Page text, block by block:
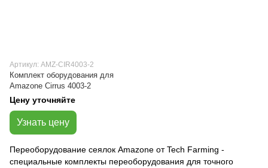
Артикул: AMZ-CIR4003-2
Комплект оборудования для
Amazone Cirrus 4003-2
Цену уточняйте
Узнать цену
Переоборудование сеялок Amazone от Tech Farming -
специальные комплекты переоборудования для точного